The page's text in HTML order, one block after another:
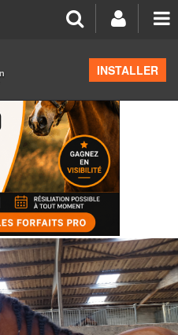
INSTALLER